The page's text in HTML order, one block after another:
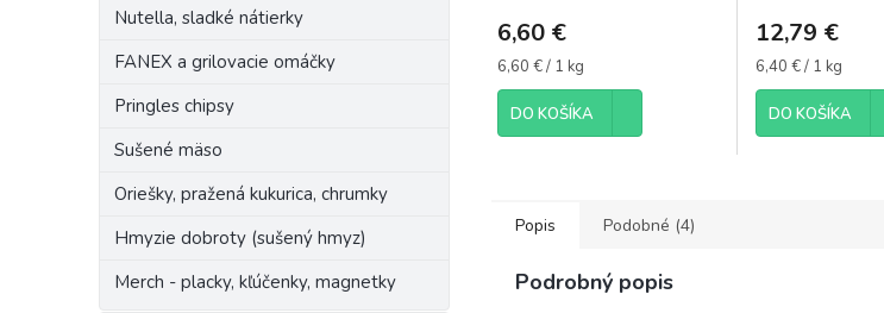
Nutella, sladké nátierky
FANEX a grilovacie omáčky
Pringles chipsy
Sušené mäso
Oriešky, pražená kukurica, chrumky
Hmyzie dobroty (sušený hmyz)
Merch - placky, kľúčenky, magnetky
6,60 €
Jednotková
cena:
6,60 € / 1 kg
DO KOŠÍKA
12,79 €
Jednotková
cena:
6,40 € / 1 kg
DO KOŠÍKA
Popis Podobné (4)
Podrobný popis